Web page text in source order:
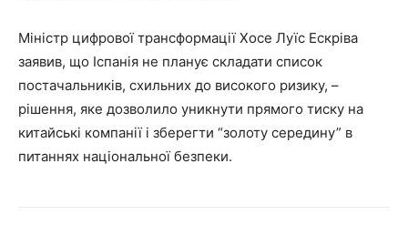
Міністр цифрової трансформації Хосе Луїс Ескріва
заявив, що Іспанія не планує складати список
постачальників, схильних до високого ризику, –
рішення, яке дозволило уникнути прямого тиску на
китайські компанії і зберегти “золоту середину” в
питаннях національної безпеки.